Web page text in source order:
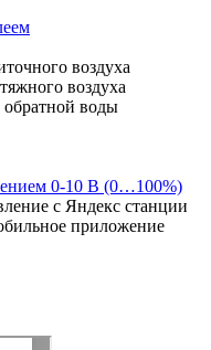
воздуха
воздуха
обратной воды
0-10 В (0…100%)
с Яндекс станции
приложение